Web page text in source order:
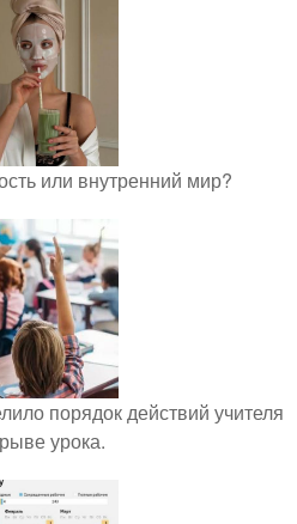
или внутренний мир?
порядок действий учителя
урока.